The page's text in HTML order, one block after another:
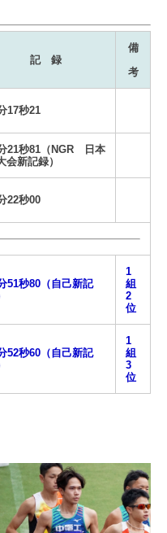
記 録
備
考
17秒21
21秒81（NGR 日本
会新記録）
22秒00
51秒80（自己新記
1
組
2
位
52秒60（自己新記
1
組
3
位